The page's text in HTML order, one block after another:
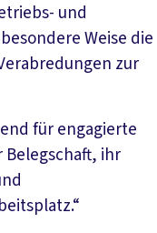
und
Weise die
zur
für engagierte
ihr